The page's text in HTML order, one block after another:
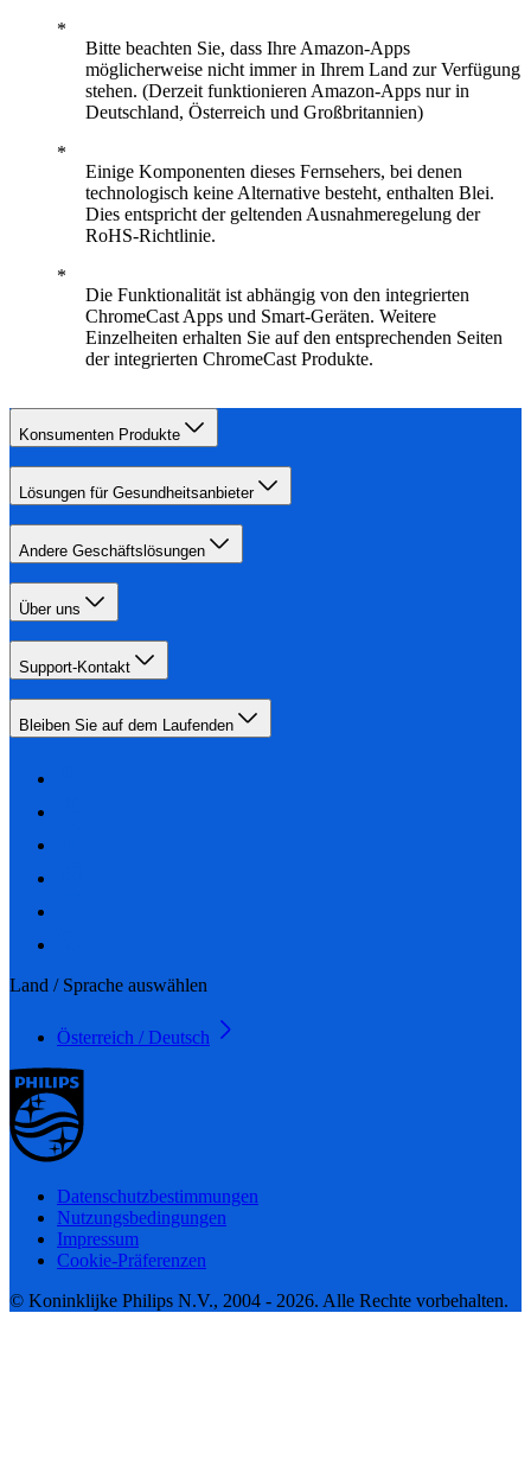
Bitte beachten Sie, dass Ihre Amazon-Apps
möglicherweise nicht immer in Ihrem Land zur Verfügung
stehen. (Derzeit funktionieren Amazon-Apps nur in
Deutschland, Österreich und Großbritannien)
Einige Komponenten dieses Fernsehers, bei denen
technologisch keine Alternative besteht, enthalten Blei.
Dies entspricht der geltenden Ausnahmeregelung der
RoHS-Richtlinie.
Die Funktionalität ist abhängig von den integrierten
ChromeCast Apps und Smart-Geräten. Weitere
Einzelheiten erhalten Sie auf den entsprechenden Seiten
der integrierten ChromeCast Produkte.
Konsumenten Produkte
Lösungen für Gesundheitsanbieter
Andere Geschäftslösungen
Über uns
Support-Kontakt
Bleiben Sie auf dem Laufenden
Land / Sprache auswählen
Österreich / Deutsch
Datenschutzbestimmungen
Nutzungsbedingungen
Impressum
Cookie-Präferenzen
© Koninklijke Philips N.V., 2004 - 2026. Alle Rechte vorbehalten.